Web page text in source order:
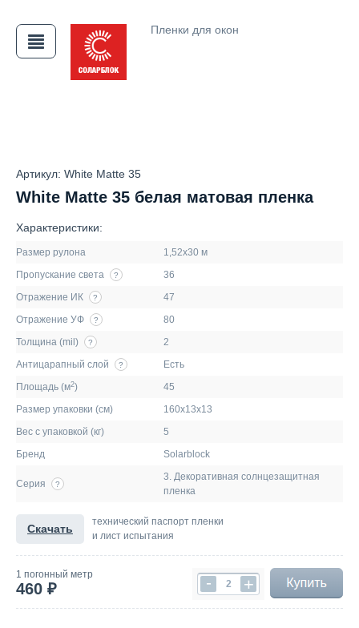
Пленки для окон
Артикул: White Matte 35
White Matte 35 белая матовая пленка
Характеристики:
Размер рулона
1,52х30 м
Пропускание света
?
36
Отражение ИК
?
47
Отражение УФ
?
80
Толщина (mil)
?
2
Антицарапный слой
?
Есть
Площадь (м2)
45
Размер упаковки (см)
160х13х13
Вес с упаковкой (кг)
5
Бренд
Solarblock
Серия ?
3. Декоративная солнцезащитная
пленка
Скачать
технический паспорт пленки
и лист испытания
1 погонный метр
460 ₽ - +